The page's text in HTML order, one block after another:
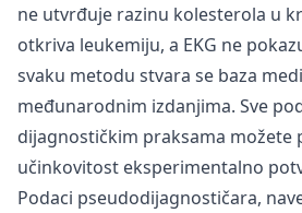
ne utvrđuje razinu kolesterola u
otkriva leukemiju, a EKG ne
svaku metodu stvara se baza
međunarodnim izdanjima. Sve
dijagnostičkim praksama možete
učinkovitost eksperimentalno
Podaci pseudodijagnostičara,